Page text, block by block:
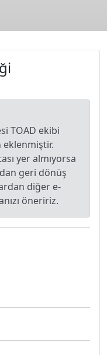
TOAD ekibi
eklenmiştir.
yer almıyorsa
geri dönüş
diğer e-
öneririz.